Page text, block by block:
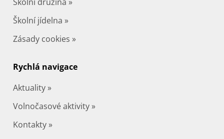
Školní jídelna »
Zásady cookies »
Rychlá navigace
Aktuality »
Volnočasové aktivity »
Kontakty »